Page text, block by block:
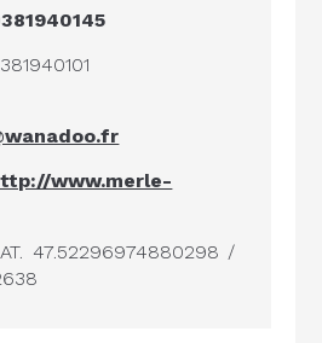
www.merle-
47.52296974880298 /